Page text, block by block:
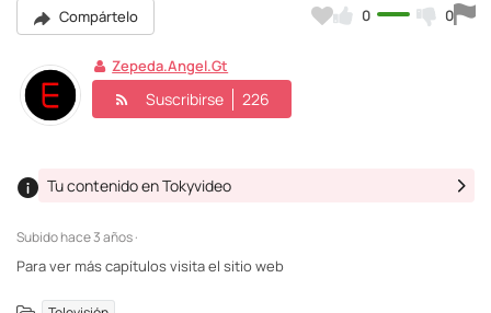
Compártelo 0 0
Zepeda.angel.gt
Suscribirse 226
Subidohace 3 años ·
Tu contenido en Tokyvideo
Para ver más capítulos visita el sitio web